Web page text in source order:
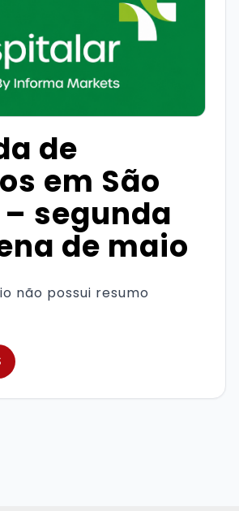
de
em São
segunda
de maio
não possui resumo